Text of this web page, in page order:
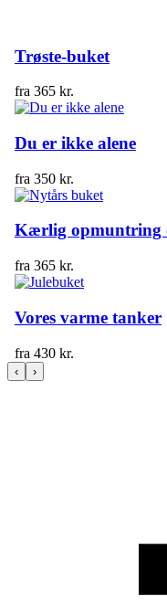
Trøste-buket
fra 365 kr.
Du er ikke alene
fra 350 kr.
Kærlig opmuntring
fra 365 kr.
Vores varme tanker
fra 430 kr.
‹ ›